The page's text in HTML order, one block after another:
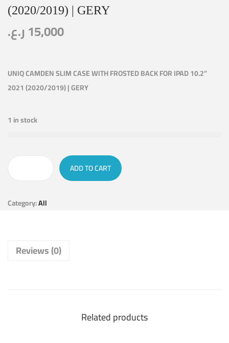
(2020/2019) | GERY
15,000 ر.ع.
UNIQ CAMDEN SLIM CASE WITH FROSTED BACK FOR IPAD 10.2”
2021 (2020/2019) | GERY
1 in stock
ADD TO CART
Category:All
Reviews (0)
Related products